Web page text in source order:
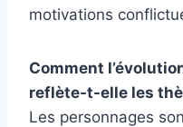
motivations
Comment
reflète-t-elle les
Les personnages